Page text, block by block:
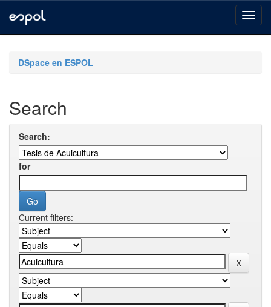
navigationDSpace en ESPOL
Search
Search:
for
Current filters: